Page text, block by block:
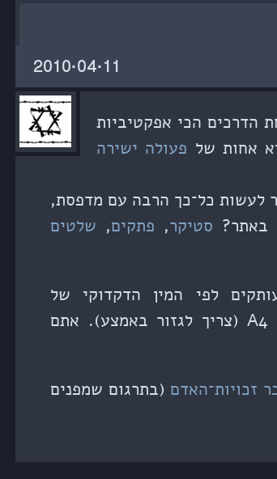
‎2010·04·11‏
הדרכים הכי אפקטיביות
אחות של פעולה ישירה
באתר? סטיקר, פתקים, שלטים
עותקים לפי המין הדקדוקי של
קובץ להדפסה על A4 (צריך לגזור באמצע). אתם
זכויות־האדם (בתרגום שמפנים